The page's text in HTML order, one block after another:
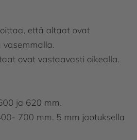
että altaat ovat
ovat vastaavasti oikealla.
ja 620 mm.
700 mm. 5 mm jaotuksella